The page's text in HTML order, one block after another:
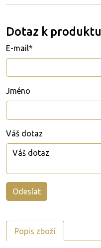
Dotaz k produktu
E-mail*
Jméno
Váš dotaz
Popis zboží